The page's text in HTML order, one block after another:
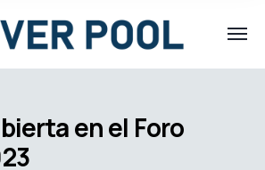
en el Foro